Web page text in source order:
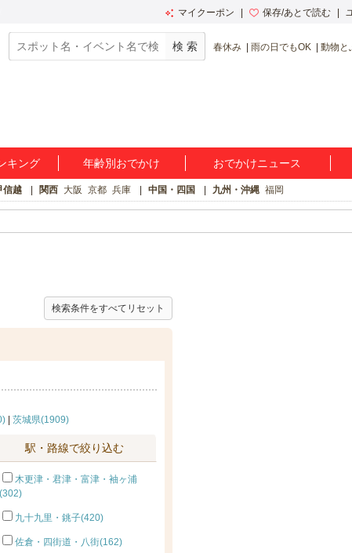
マイクーポン 保存/あとで読む
春休み 雨の日でもOK 動物と
キング 年齢別おでかけ おでかけニュース
信越 関西 大阪 京都 兵庫 中国・四国 九州・沖縄 福岡
検索条件をすべてリセット
| 茨城県(1909)
駅・路線で絞り込む
木更津・君津・富津・袖ヶ浦
(302)
九十九里・銚子(420)
佐倉・四街道・八街(162)